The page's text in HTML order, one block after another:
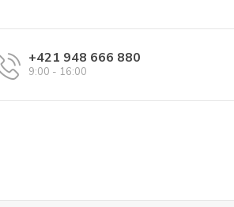
+421 948 666 880
9:00 - 16:00